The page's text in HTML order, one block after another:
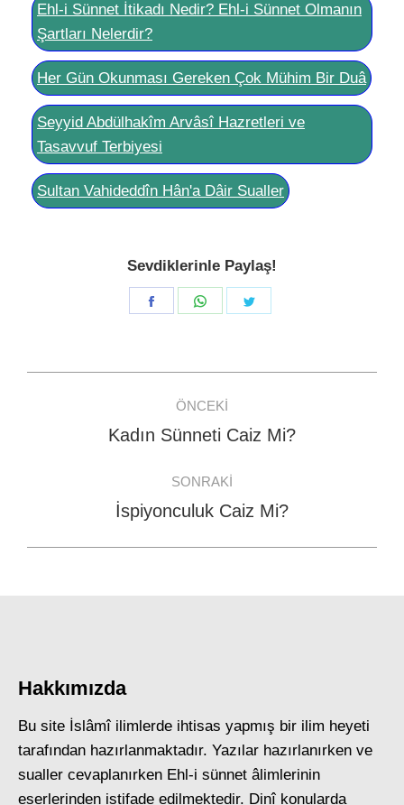
Ehl-i Sünnet İtikadı Nedir? Ehl-i Sünnet Olmanın
Şartları Nelerdir?
Her Gün Okunması Gereken Çok Mühim Bir Duâ
Seyyid Abdülhakîm Arvâsî Hazretleri ve
Tasavvuf Terbiyesi
Sultan Vahideddîn Hân'a Dâir Sualler
Sevdiklerinle Paylaş!
Share
Share
navigation
ÖNCEKI
Previous
Kadın Sünneti Caiz Mi?
SONRAKI
Next
İspiyonculuk Caiz Mi?
Hakkımızda
Bu site İslâmî ilimlerde ihtisas yapmış bir ilim heyeti
tarafından hazırlanmaktadır. Yazılar hazırlanırken ve
sualler cevaplanırken Ehl-i sünnet âlimlerinin
eserlerinden istifade edilmektedir. Dinî konularda